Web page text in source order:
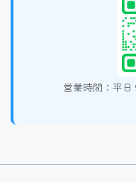
営業時間：平日